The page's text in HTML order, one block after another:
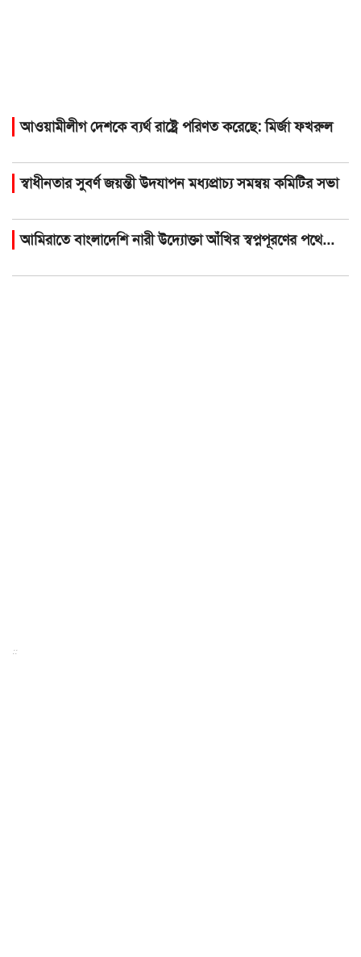
আওয়ামীলীগ দেশকে ব্যর্থ রাষ্ট্রে পরিণত করেছে: মির্জা ফখরুল
স্বাধীনতার সুবর্ণ জয়ন্তী উদযাপন মধ্যপ্রাচ্য সমন্বয় কমিটির সভা
আমিরাতে বাংলাদেশি নারী উদ্যোক্তা আঁখির স্বপ্নপূরণের পথে...
::